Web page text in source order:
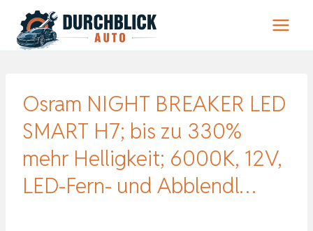
Inhalt
springen
Osram NIGHT BREAKER LED
SMART H7; bis zu 330%
mehr Helligkeit; 6000K, 12V,
LED-Fern- und Abblendl…